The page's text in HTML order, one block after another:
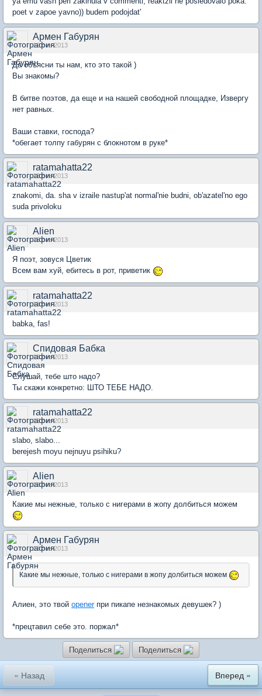
poet v zapoe yavno)) budem podojdat'
Армен Габурян
12 сен 2013
Да объясни ты нам, кто это такой )
Вы знакомы?
В битве поэтов, да еще и на нашей свободной площадке, Извергу
нет равных.
Ваши ставки, господа?
*обегает толпу габурян с блокнотом в руке*
ratamahatta22
13 сен 2013
znakomi, da. sha v izraile nastup'at normal'nie budni, ob'azatel'no ego
suda privoloku
Alien
13 сен 2013
Я поэт, зовуся Цветик
Всем вам хуй, ебитесь в рот, приветик
ratamahatta22
13 сен 2013
babka, fas!
Спидовая Бабка
13 сен 2013
Слушай, тебе што надо?
Ты скажи конкретно: ШТО ТЕБЕ НАДО.
ratamahatta22
13 сен 2013
slabo, slabo...
berejesh moyu nejnuyu psihiku?
Alien
13 сен 2013
Какие мы нежные, только с нигерами в жопу долбиться можем
Армен Габурян
13 сен 2013
Какие мы нежные, только с нигерами в жопу долбиться можем
Алиен, это твой openerпри пикапе незнакомых девушек? )
*прецтавил себе это. поржал*
Поделиться Поделиться
« Назад Вперед »